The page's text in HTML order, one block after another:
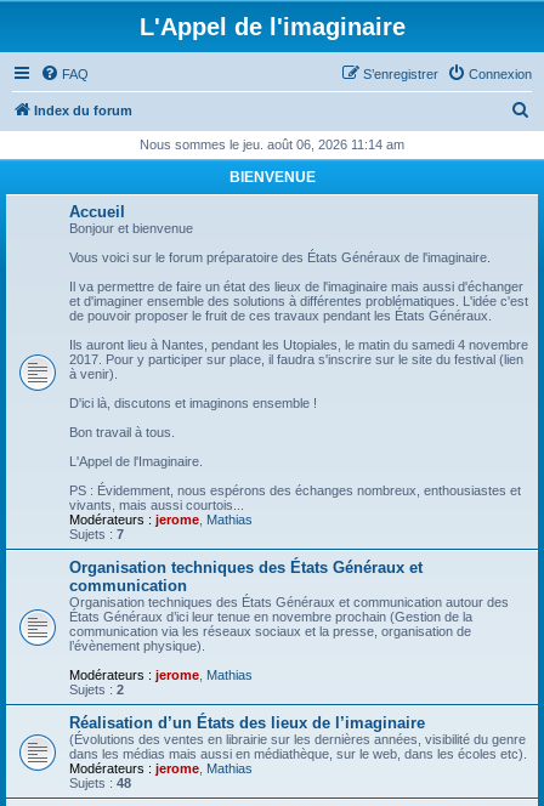
L'Appel de l'imaginaire
FAQ Connexion
S’enregistrer
Index du forum
h
Nous sommes le jeu. août 06, 2026 11:14 am
BIENVENUE
Accueil
Bonjour et bienvenue
Vous voici sur le forum préparatoire des États Généraux de l'imaginaire.
Il va permettre de faire un état des lieux de l'imaginaire mais aussi d'échanger
et d'imaginer ensemble des solutions à différentes problématiques. L'idée c'est
de pouvoir proposer le fruit de ces travaux pendant les États Généraux.
Ils auront lieu à Nantes, pendant les Utopiales, le matin du samedi 4 novembre
2017. Pour y participer sur place, il faudra s'inscrire sur le site du festival (lien
à venir).
D'ici là, discutons et imaginons ensemble !
Bon travail à tous.
L'Appel de l'Imaginaire.
PS : Évidemment, nous espérons des échanges nombreux, enthousiastes et
vivants, mais aussi courtois...
Modérateurs : jerome Mathias
Sujets : 7
Organisation techniques des États Généraux et
communication
Organisation techniques des États Généraux et communication autour des
États Généraux d’ici leur tenue en novembre prochain (Gestion de la
communication via les réseaux sociaux et la presse, organisation de
l’évènement physique).
Modérateurs : jerome Mathias
Sujets : 2
Réalisation d’un États des lieux de l’imaginaire
(Évolutions des ventes en librairie sur les dernières années, visibilité du genre
dans les médias mais aussi en médiathèque, sur le web, dans les écoles etc).
Modérateurs : jerome Mathias
Sujets : 48